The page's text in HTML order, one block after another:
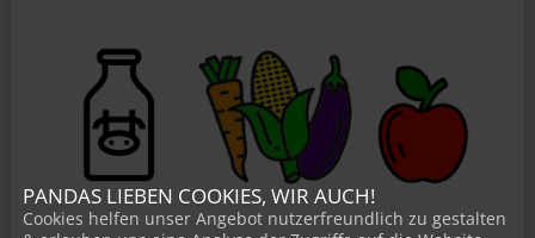
PANDAS LIEBEN COOKIES, WIR AUCH!
Cookies helfen unser Angebot nutzerfreundlich zu gestalten